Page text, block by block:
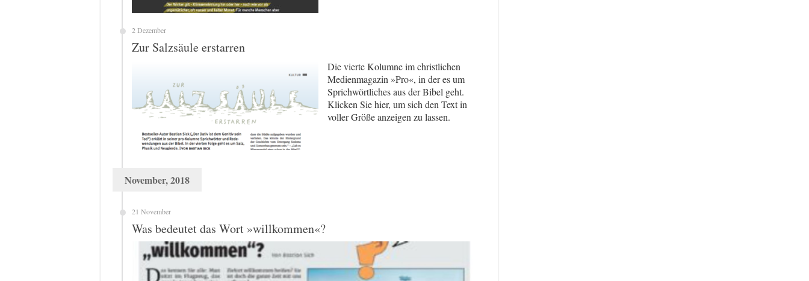
2 Dezember
Zur Salzsäule erstarren
Die vierte Kolumne im christlichen
Medienmagazin »Pro«, in der es um
Sprichwörtliches aus der Bibel geht.
Klicken Sie hier, um sich den Text in
voller Größe anzeigen zu lassen.
November, 2018
21 November
Was bedeutet das Wort »willkommen«?